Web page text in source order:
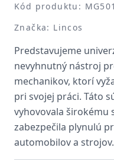
Kód produktu:
Značka: Lincos
Predstavujeme
nevyhnutný nástroj
mechanikov, ktorí
pri svojej práci. Táto
vyhovovala širokému
zabezpečila plynulú
automobilov a strojov.